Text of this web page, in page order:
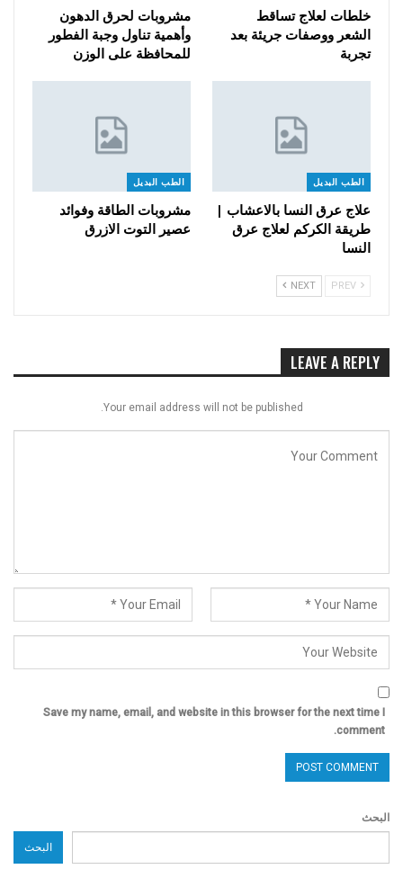
خلطات لعلاج تساقط
الشعر ووصفات جريئة بعد
تجربة
مشروبات لحرق الدهون
وأهمية تناول وجبة الفطور
للمحافظة على الوزن
الطب البديل
علاج عرق النسا بالاعشاب |
طريقة الكركم لعلاج عرق
النسا
الطب البديل
مشروبات الطاقة وفوائد
عصير التوت الازرق
NEXT
LEAVE A REPLY
Your email address will not be published.
Save my name, email, and website in this browser for the next time I
comment.
البحث
البحث